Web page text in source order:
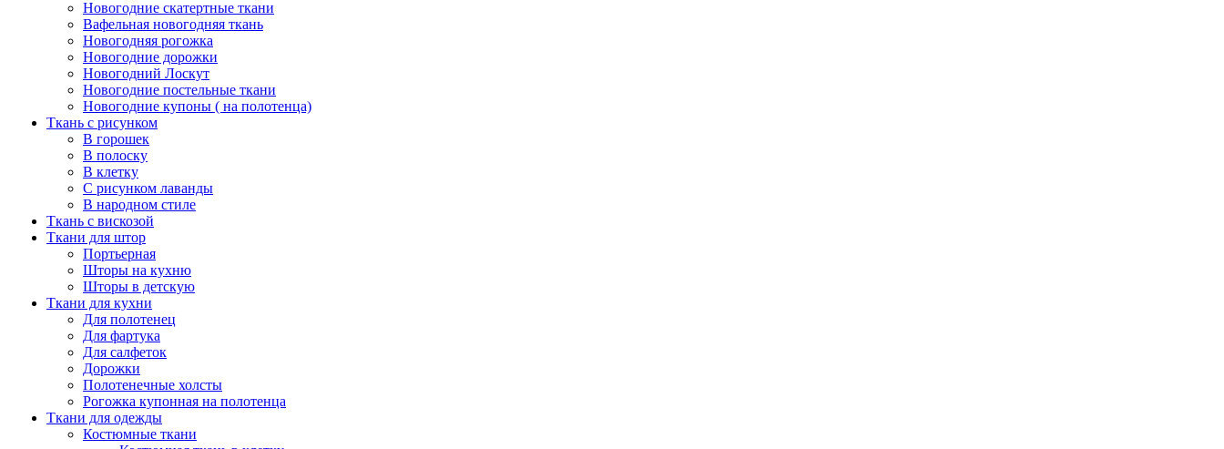
Новогодние скатертные ткани
Вафельная новогодняя ткань
Новогодняя рогожка
Новогодние дорожки
Новогодний Лоскут
Новогодние постельные ткани
Новогодние купоны ( на полотенца)
Ткань с рисунком
В горошек
В полоску
В клетку
С рисунком лаванды
В народном стиле
Ткань с вискозой
Ткани для штор
Портьерная
Шторы на кухню
Шторы в детскую
Ткани для кухни
Для полотенец
Для фартука
Для салфеток
Дорожки
Полотенечные холсты
Рогожка купонная на полотенца
Ткани для одежды
Костюмные ткани